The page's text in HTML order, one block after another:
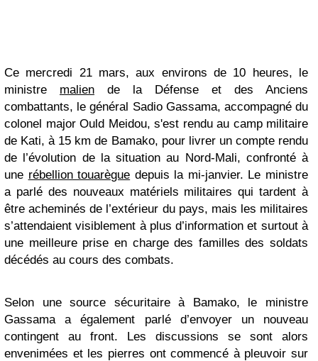
Ce mercredi 21 mars, aux environs de 10 heures, le
ministre malien de la Défense et des Anciens
combattants, le général Sadio Gassama, accompagné du
colonel major Ould Meidou, s'est rendu au camp militaire
de Kati, à 15 km de Bamako, pour livrer un compte rendu
de l’évolution de la situation au Nord-Mali, confronté à
une rébellion touarègue depuis la mi-janvier. Le ministre
a parlé des nouveaux matériels militaires qui tardent à
être acheminés de l’extérieur du pays, mais les militaires
s’attendaient visiblement à plus d’information et surtout à
une meilleure prise en charge des familles des soldats
décédés au cours des combats.
Selon une source sécuritaire à Bamako, le ministre
Gassama a également parlé d’envoyer un nouveau
contingent au front. Les discussions se sont alors
envenimées et les pierres ont commencé à pleuvoir sur